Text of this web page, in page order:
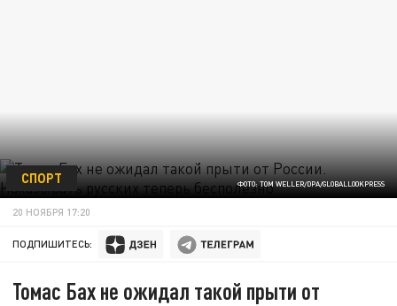
ФОТО: TOM WELLER/DPA/GLOBALLOOKPRESS
СПОРТ
20 НОЯБРЯ 17:20
ПОДПИШИТЕСЬ:
Томас Бах не ожидал такой прыти от